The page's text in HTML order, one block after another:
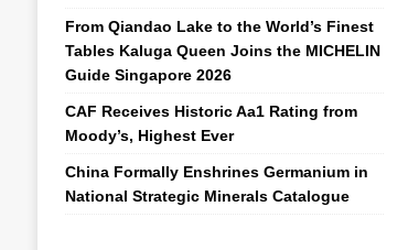
From Qiandao Lake to the World’s Finest
Tables Kaluga Queen Joins the MICHELIN
Guide Singapore 2026
CAF Receives Historic Aa1 Rating from
Moody’s, Highest Ever
China Formally Enshrines Germanium in
National Strategic Minerals Catalogue